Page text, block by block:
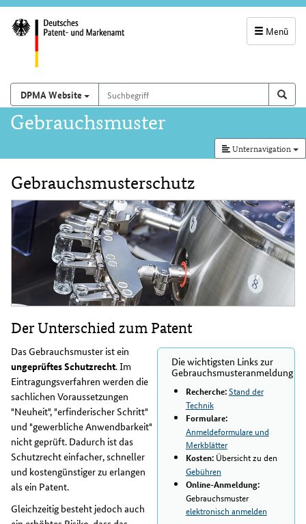
Menü
und
Suchfeld
Suchen auf
DPMA Website Suchbegriff
Hauptnavigation
Gebrauchsmuster
Unternavigation
Inhalt
Gebrauchsmusterschutz
Der Unterschied zum Patent
Die wichtigsten Links zur
Gebrauchsmusteranmeldung
Recherche:Stand der
Technik
Formulare:
Anmeldeformulare und
Merkblätter
Kosten:Übersicht zu den
Gebühren
Online-Anmeldung:
Gebrauchsmuster
elektronisch anmelden
Das Gebrauchsmuster ist ein
ungeprüftes Schutzrecht. Im
Eintragungsverfahren werden die
sachlichen Voraussetzungen
"Neuheit", "erfinderischer Schritt"
und "gewerbliche Anwendbarkeit"
nicht geprüft. Dadurch ist das
Schutzrecht einfacher, schneller
und kostengünstiger zu erlangen
als ein Patent.
Gleichzeitig besteht jedoch auch